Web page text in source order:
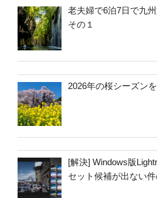
老夫婦で6泊7日で九
その１
2026年の桜シーズン
[解決] Windows版
セット候補が出ない